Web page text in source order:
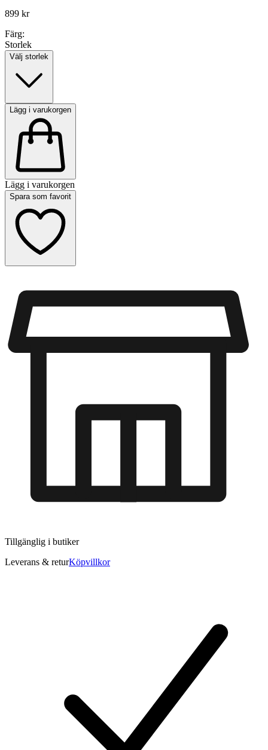
899 kr
Färg:
Storlek
Välj storlek
Lägg i varukorgen
Lägg i varukorgen
Spara som favorit
Tillgänglig i butiker
Leverans & returKöpvillkor